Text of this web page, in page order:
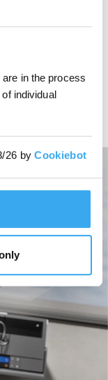
in the process
individual
26 byCookiebot
Hindernisse
Clean
Duty Clean
Spot Clean
und Zone Clean
auf 16 cm/s erhöhten